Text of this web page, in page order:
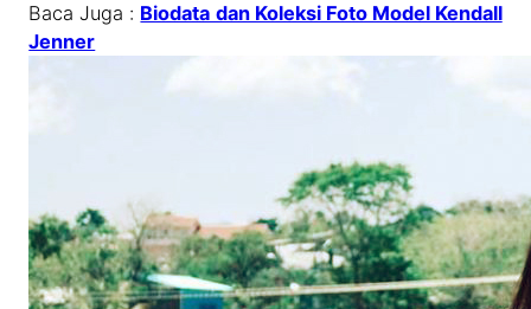
Baca Juga : Biodata dan Koleksi Foto Model Kendall
Jenner